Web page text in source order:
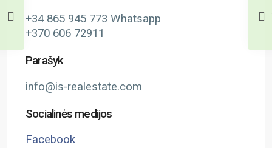
+34 865 945 773 Whatsapp
+370 606 72911
Parašyk
info@is-realestate.com
Socialinės medijos
Facebook